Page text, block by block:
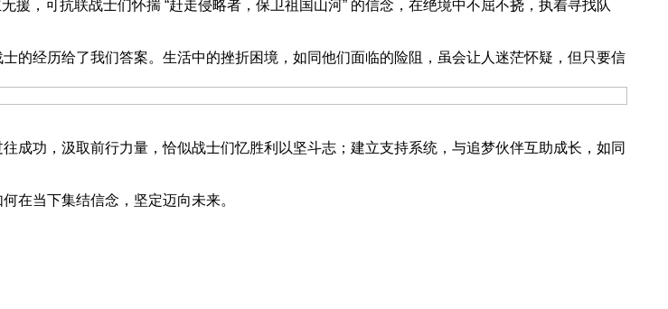
，可抗联战士们怀揣 “赶走侵略者，保卫祖国山河” 的信念，在绝境中不屈不挠，执着寻找队
经历给了我们答案。生活中的挫折困境，如同他们面临的险阻，虽会让人迷茫怀疑，但只要信
功，汲取前行力量，恰似战士们忆胜利以坚斗志；建立支持系统，与追梦伙伴互助成长，如同
当下集结信念，坚定迈向未来。